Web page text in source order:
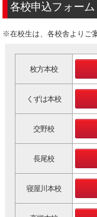
各校申込フォーム
※在校生は、各校舎よりご
枚方本校
くずは本校
交野校
長尾校
寝屋川本校